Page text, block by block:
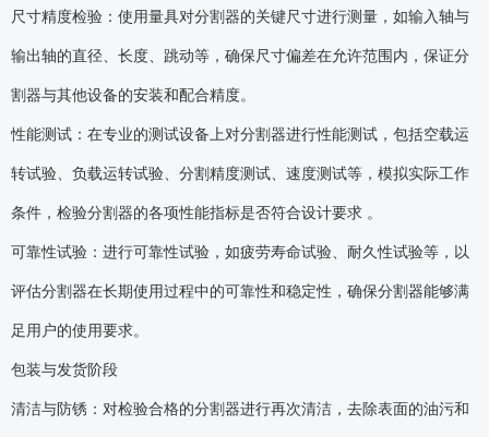
尺寸精度检验：使用量具对分割器的关键尺寸进行测量，如输入轴与
输出轴的直径、长度、跳动等，确保尺寸偏差在允许范围内，保证分
割器与其他设备的安装和配合精度。
性能测试：在专业的测试设备上对分割器进行性能测试，包括空载运
转试验、负载运转试验、分割精度测试、速度测试等，模拟实际工作
条件，检验分割器的各项性能指标是否符合设计要求 。
可靠性试验：进行可靠性试验，如疲劳寿命试验、耐久性试验等，以
评估分割器在长期使用过程中的可靠性和稳定性，确保分割器能够满
足用户的使用要求。
包装与发货阶段
清洁与防锈：对检验合格的分割器进行再次清洁，去除表面的油污和